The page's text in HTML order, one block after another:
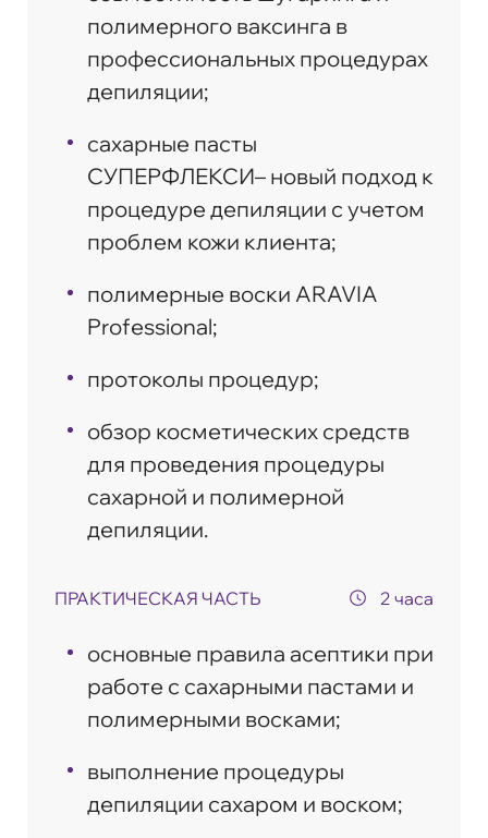
полимерного ваксинга в
профессиональных процедурах
депиляции;
сахарные пасты
СУПЕРФЛЕКСИ– новый подход к
процедуре депиляции с учетом
проблем кожи клиента;
полимерные воски ARAVIA
Professional;
протоколы процедур;
обзор косметических средств
для проведения процедуры
сахарной и полимерной
депиляции.
ПРАКТИЧЕСКАЯ ЧАСТЬ 2 часа
основные правила асептики при
работе с сахарными пастами и
полимерными восками;
выполнение процедуры
депиляции сахаром и воском;